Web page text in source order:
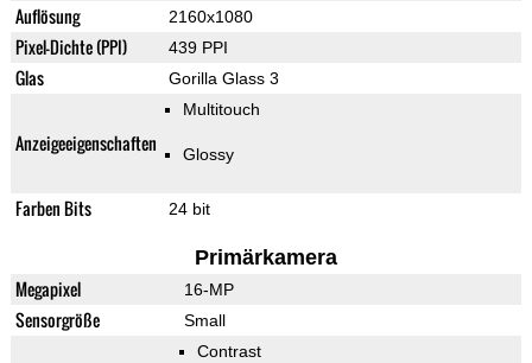
Auflösung 2160x1080
Pixel-Dichte (PPI) 439 PPI
Glas Gorilla Glass 3
Anzeigeeigenschaften
Multitouch
Glossy
Farben Bits 24 bit
Primärkamera
Megapixel 16-MP
Sensorgröße Small
Contrast